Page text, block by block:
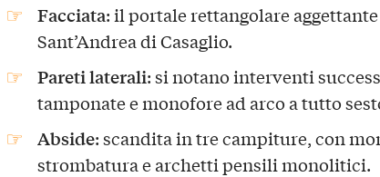
Facciata: il portale rettangolare
Sant’Andrea di Casaglio.
Pareti laterali: si notano interventi
tamponate e monofore ad arco a tutto
Abside: scandita in tre campiture, con
strombatura e archetti pensili monolitici.